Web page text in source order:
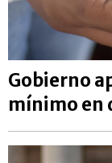
Gobierno
mínimo en